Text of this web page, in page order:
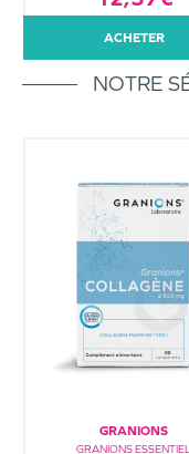
ACHETER
NOTRE
GRANIONS
GRANIONS ESSENTIEL